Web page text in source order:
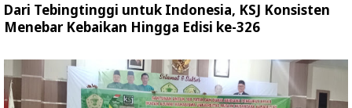
Dari Tebingtinggi untuk Indonesia, KSJ Konsisten
Menebar Kebaikan Hingga Edisi ke-326